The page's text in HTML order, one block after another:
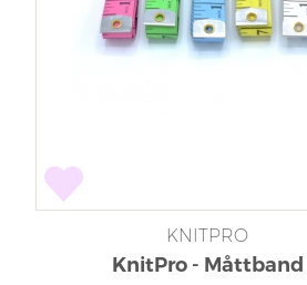
KNITPRO
KnitPro - Måttband